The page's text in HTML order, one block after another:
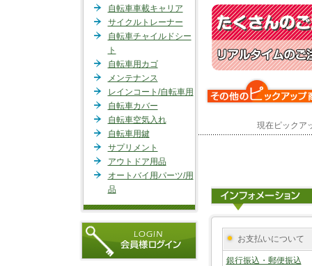
自転車車載キャリア
サイクルトレーナー
自転車チャイルドシー
ト
自転車用カゴ
メンテナンス
レインコート/自転車用
自転車カバー
自転車空気入れ
自転車用鍵
サプリメント
アウトドア用品
オートバイ用パーツ/用
品
現在ピックア
お支払いについて
銀行振込・郵便振込